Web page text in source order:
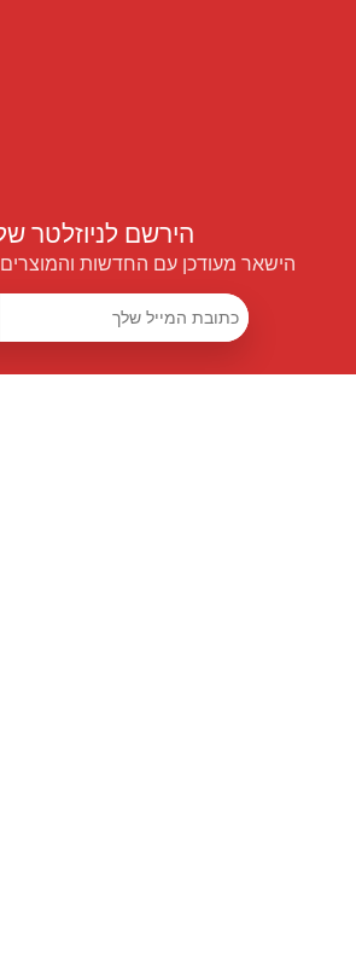
הירשם לניוזלטר
הישאר מעודכן עם החדשות